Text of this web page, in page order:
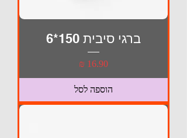
ברגי סיבית 150*6
מחיר
הוספה לסל